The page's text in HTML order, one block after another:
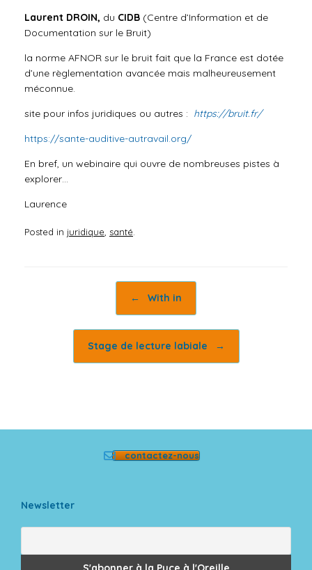
Laurent DROIN, du CIDB (Centre d’Information et de
Documentation sur le Bruit)
la norme AFNOR sur le bruit fait que la France est dotée
d’une règlementation avancée mais malheureusement
méconnue.
site pour infos juridiques ou autres : https://bruit.fr/
https://sante-auditive-autravail.org/
En bref, un webinaire qui ouvre de nombreuses pistes à
explorer…
Laurence
Posted in juridique santé
← With in
Stage de lecture labiale →
contactez-nous
Newsletter